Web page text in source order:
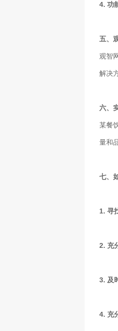
4. 功
五、
观智
解决
六、
某餐
量和
七、
1. 寻
2. 充
3. 及
4. 充